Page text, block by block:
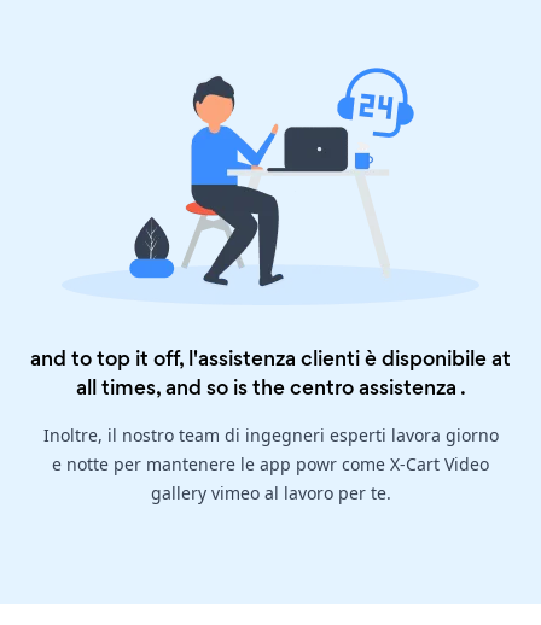
and to top it off, l'assistenza clienti è disponibile at
all times, and so is thecentro assistenza .
Inoltre, il nostro team di ingegneri esperti lavora giorno
e notte per mantenere le app powr come X-Cart Video
gallery vimeo al lavoro per te.